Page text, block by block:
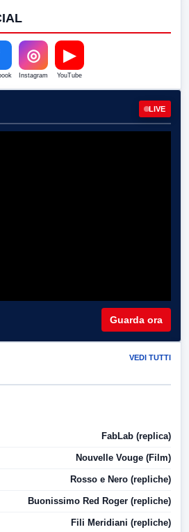
◎
Instagram
▶
YouTube
LIVE
Guarda ora
VEDI TUTTI
FabLab (replica)
Nouvelle Vouge (Film)
Rosso e Nero (repliche)
Buonissimo Red Roger (repliche)
Fili Meridiani (repliche)